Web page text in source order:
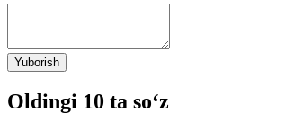
Yuborish
Oldingi 10 ta so‘z